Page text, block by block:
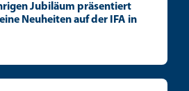
Jubiläum präsentiert
Neuheiten auf der IFA in